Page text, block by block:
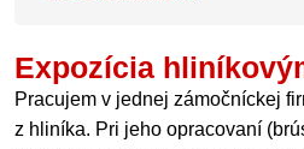
Expozícia
Pracujem v jednej zámočníckej
z hliníka. Pri jeho opracovaní